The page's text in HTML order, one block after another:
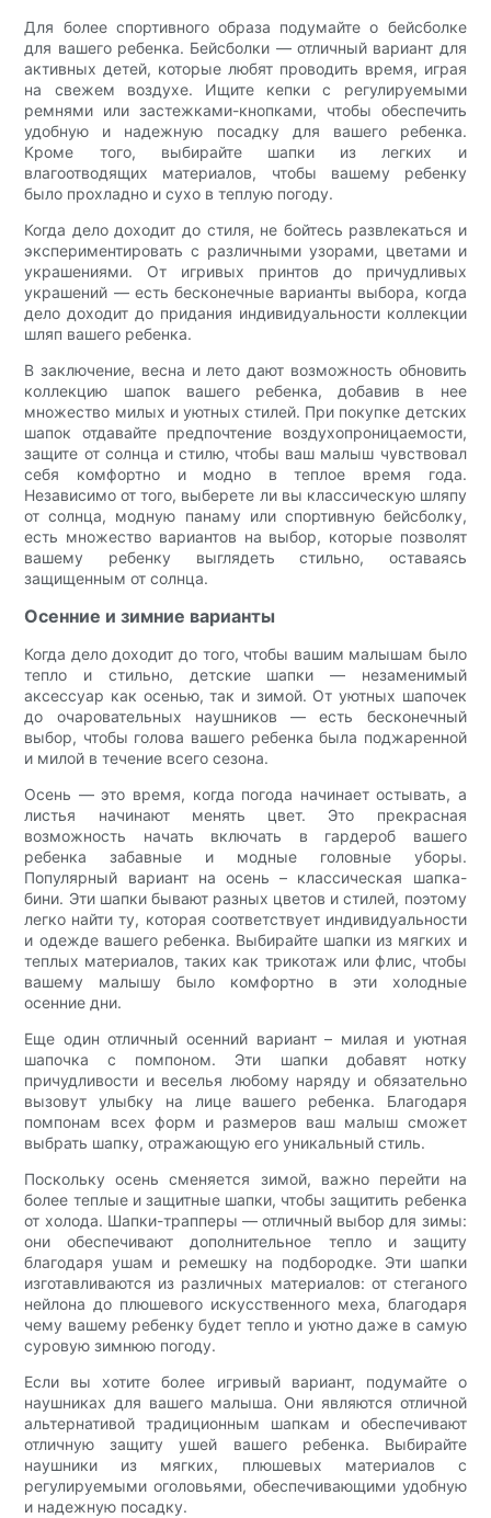
Для более спортивного образа подумайте о бейсболке
для вашего ребенка. Бейсболки — отличный вариант для
активных детей, которые любят проводить время, играя
на свежем воздухе. Ищите кепки с регулируемыми
ремнями или застежками-кнопками, чтобы обеспечить
удобную и надежную посадку для вашего ребенка.
Кроме того, выбирайте шапки из легких и
влагоотводящих материалов, чтобы вашему ребенку
было прохладно и сухо в теплую погоду.
Когда дело доходит до стиля, не бойтесь развлекаться и
экспериментировать с различными узорами, цветами и
украшениями. От игривых принтов до причудливых
украшений — есть бесконечные варианты выбора, когда
дело доходит до придания индивидуальности коллекции
шляп вашего ребенка.
В заключение, весна и лето дают возможность обновить
коллекцию шапок вашего ребенка, добавив в нее
множество милых и уютных стилей. При покупке детских
шапок отдавайте предпочтение воздухопроницаемости,
защите от солнца и стилю, чтобы ваш малыш чувствовал
себя комфортно и модно в теплое время года.
Независимо от того, выберете ли вы классическую шляпу
от солнца, модную панаму или спортивную бейсболку,
есть множество вариантов на выбор, которые позволят
вашему ребенку выглядеть стильно, оставаясь
защищенным от солнца.
Осенние и зимние варианты
Когда дело доходит до того, чтобы вашим малышам было
тепло и стильно, детские шапки — незаменимый
аксессуар как осенью, так и зимой. От уютных шапочек
до очаровательных наушников — есть бесконечный
выбор, чтобы голова вашего ребенка была поджаренной
и милой в течение всего сезона.
Осень — это время, когда погода начинает остывать, а
листья начинают менять цвет. Это прекрасная
возможность начать включать в гардероб вашего
ребенка забавные и модные головные уборы.
Популярный вариант на осень – классическая шапка-
бини. Эти шапки бывают разных цветов и стилей, поэтому
легко найти ту, которая соответствует индивидуальности
и одежде вашего ребенка. Выбирайте шапки из мягких и
теплых материалов, таких как трикотаж или флис, чтобы
вашему малышу было комфортно в эти холодные
осенние дни.
Еще один отличный осенний вариант – милая и уютная
шапочка с помпоном. Эти шапки добавят нотку
причудливости и веселья любому наряду и обязательно
вызовут улыбку на лице вашего ребенка. Благодаря
помпонам всех форм и размеров ваш малыш сможет
выбрать шапку, отражающую его уникальный стиль.
Поскольку осень сменяется зимой, важно перейти на
более теплые и защитные шапки, чтобы защитить ребенка
от холода. Шапки-трапперы — отличный выбор для зимы:
они обеспечивают дополнительное тепло и защиту
благодаря ушам и ремешку на подбородке. Эти шапки
изготавливаются из различных материалов: от стеганого
нейлона до плюшевого искусственного меха, благодаря
чему вашему ребенку будет тепло и уютно даже в самую
суровую зимнюю погоду.
Если вы хотите более игривый вариант, подумайте о
наушниках для вашего малыша. Они являются отличной
альтернативой традиционным шапкам и обеспечивают
отличную защиту ушей вашего ребенка. Выбирайте
наушники из мягких, плюшевых материалов с
регулируемыми оголовьями, обеспечивающими удобную
и надежную посадку.